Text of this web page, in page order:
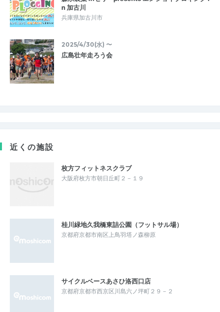
n 加古川
兵庫県加古川市
2025/4/30(水) 〜
広島壮年走ろう会
近くの施設
枚方フィットネスクラブ
大阪府枚方市朝日丘町２－１９
桂川緑地久我橋東詰公園（フットサル場）
京都府京都市南区上鳥羽塔ノ森柳原
サイクルベースあさひ洛西口店
京都府京都市西京区川島六ノ坪町２９－２